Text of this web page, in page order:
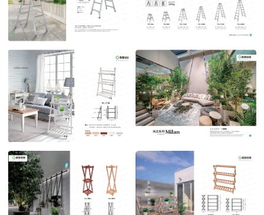
芬兰系列 时尚家用梯
POST TIME:2023-04-27
芬兰系列时尚家用梯2
POST TIME:2023-04-27
米兰系列 三层花架
POST TIME:2023-04-27
米兰系列 多功能花架
POST TIME:2023-04-27